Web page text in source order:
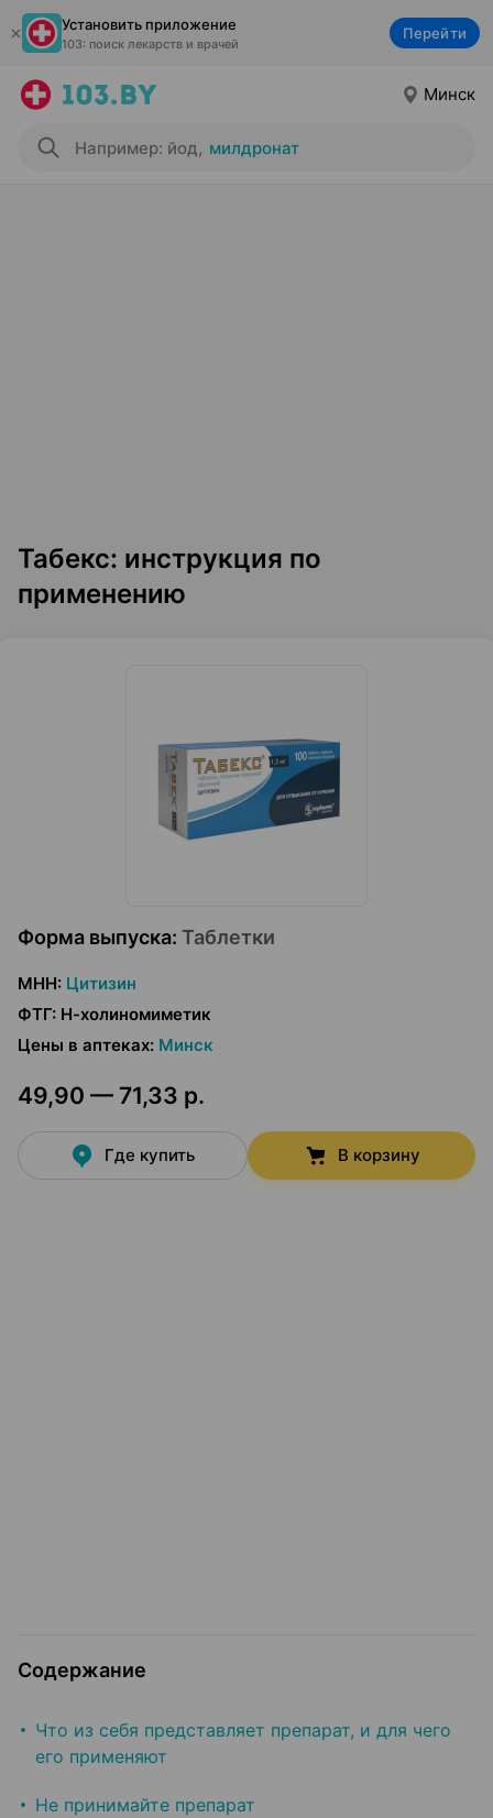
Установить приложение
103: поиск лекарств и врачей
Перейти
Минск
Например: йод, милдронат
Табекс: инструкция по
применению
Форма выпуска: Таблетки
МНН: Цитизин
ФТГ: Н-холиномиметик
Цены в аптеках: Минск
49,90 — 71,33 р.
Где купить В корзину
Содержание
Что из себя представляет препарат, и для чего
его применяют
Не принимайте препарат